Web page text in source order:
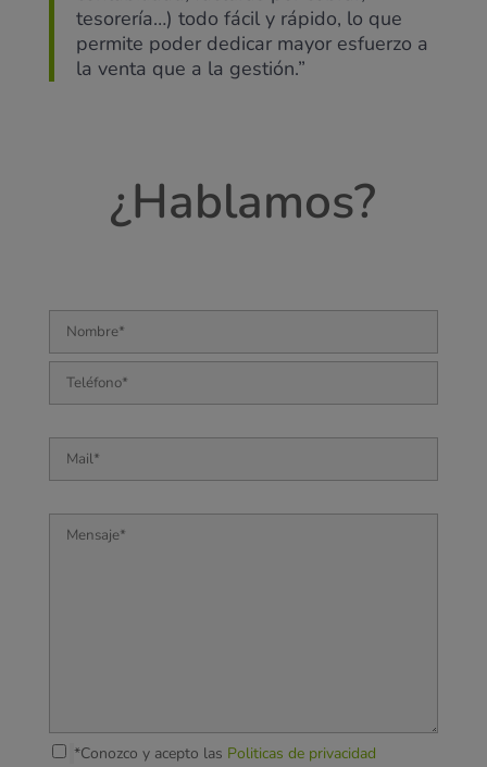
tesorería…) todo fácil y rápido, lo que
permite poder dedicar mayor esfuerzo a
la venta que a la gestión.”
¿Hablamos?
*Conozco y acepto las Politicas de privacidad